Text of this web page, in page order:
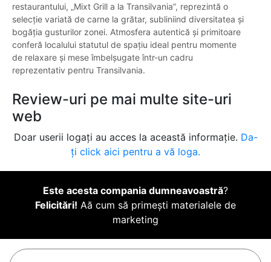
restaurantului, „Mixt Grill a la Transilvania”, reprezintă o
selecție variată de carne la grătar, subliniind diversitatea și
bogăția gusturilor zonei. Atmosfera autentică și primitoare
conferă localului statutul de spațiu ideal pentru momente
de relaxare și mese îmbelșugate într-un cadru
reprezentativ pentru Transilvania.
Review-uri pe mai multe site-uri
web
Doar userii logați au acces la această informație. Da-
ți click aici pentru a vă loga.
Este acesta compania dumneavoastră?
Felicitări! Aă cum să primești materialele de
marketing